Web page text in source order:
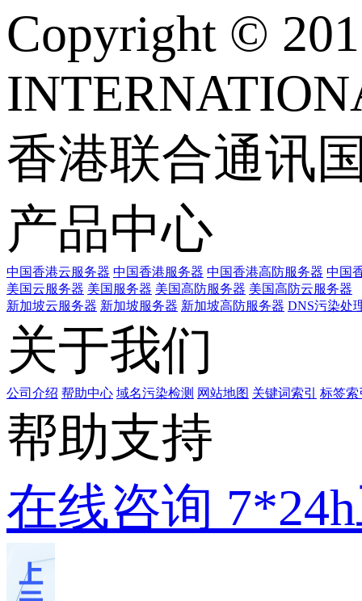
Copyright ©
香港联合通讯
产品中心
中国香港云服务器 中国香港服务器 中国香港高防服务器 中国
美国云服务器 美国服务器 美国高防服务器 美国高防云服务器
新加坡云服务器 新加坡服务器 新加坡高防服务器 DNS污染处
关于我们
公司介绍 帮助中心 域名污染检测 网站地图 关键词索引 标签索
帮助支持
在线咨询